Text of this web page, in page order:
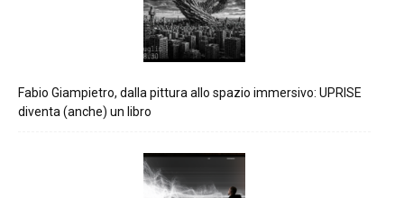
Fabio Giampietro, dalla pittura allo spazio immersivo: UPRISE
diventa (anche) un libro